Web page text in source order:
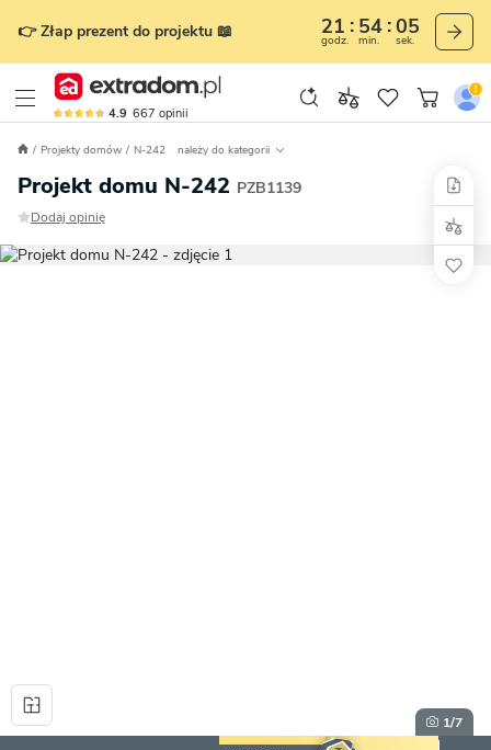
👉 Złap prezent do projektu 📖 21
godz.
54
min.
03
sek.
4.9 667 opinii
Projekty domów N-242 należy do kategorii
Projekt domu N-242 PZB1139
Dodaj opinię
1/7